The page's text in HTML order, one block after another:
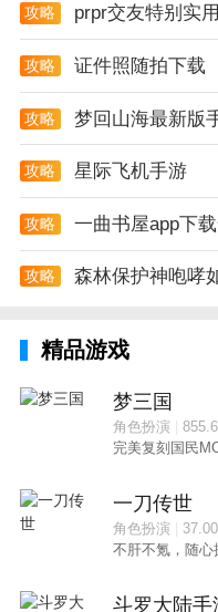
攻略 prpr交友特别实
攻略 证件照随拍下载
攻略 梦回山海最新版
攻略 星际飞机手游
攻略 一曲书屋app下
攻略 森林保护神咆哮
精品游戏
梦三国
角色扮演|
完美复刻国民
一刀传世
角色扮演|
不肝不氪，随心
斗罗大陆手